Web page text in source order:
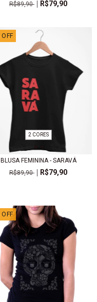
R$89,90
R$79,90
OFF
2 CORES
BLUSA FEMININA - SARAVÁ
R$89,90
R$79,90
OFF